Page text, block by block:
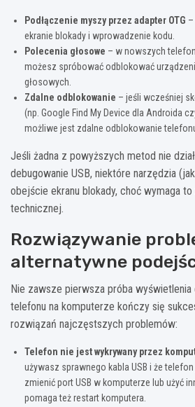
Podłączenie myszy przez adapter OTG
ekranie blokady i wprowadzenie kodu.
Polecenia głosowe – w nowszych
możesz spróbować odblokować
głosowych.
Zdalne odblokowanie – jeśli wcześniej
(np. Google Find My Device dla Androida
możliwe jest zdalne odblokowanie
Jeśli żadna z powyższych metod nie
debugowanie USB, niektóre narzędzia
obejście ekranu blokady, choć wymaga
technicznej.
Rozwiązywanie
alternatywne
Nie zawsze pierwsza próba wyświetlenia
telefonu na komputerze kończy się
rozwiązań najczęstszych problemów:
Telefon nie jest wykrywany przez
używasz sprawnego kabla USB i że
zmienić port USB w komputerze lub użyć
pomaga też restart komputera.